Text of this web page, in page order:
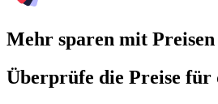
Mehr sparen mit
Überprüfe die Preise für